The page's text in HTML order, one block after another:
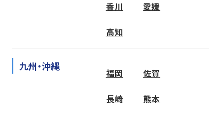
香川 愛媛
高知
九州・沖縄
福岡 佐賀
長崎 熊本